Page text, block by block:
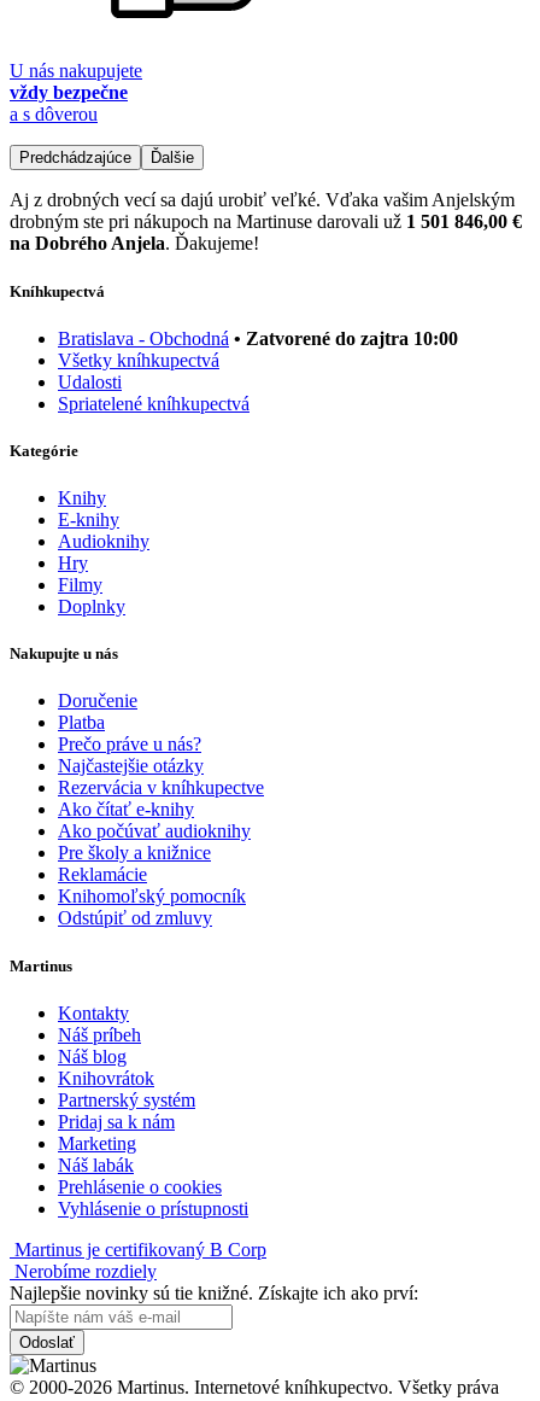
U nás nakupujete
vždy bezpečne
a s dôverou
Predchádzajúce Ďalšie
Aj z drobných vecí sa dajú urobiť veľké. Vďaka vašim Anjelským
drobným ste pri nákupoch na Martinuse darovali už 1 501 846,00 €
na Dobrého Anjela. Ďakujeme!
Kníhkupectvá
Bratislava - Obchodná • Zatvorené do zajtra 10:00
Všetky kníhkupectvá
Udalosti
Spriatelené kníhkupectvá
Kategórie
Knihy
E-knihy
Audioknihy
Hry
Filmy
Doplnky
Nakupujte u nás
Doručenie
Platba
Prečo práve u nás?
Najčastejšie otázky
Rezervácia v kníhkupectve
Ako čítať e-knihy
Ako počúvať audioknihy
Pre školy a knižnice
Reklamácie
Knihomoľský pomocník
Odstúpiť od zmluvy
Martinus
Kontakty
Náš príbeh
Náš blog
Knihovrátok
Partnerský systém
Pridaj sa k nám
Marketing
Náš labák
Prehlásenie o cookies
Vyhlásenie o prístupnosti
Martinus je certifikovaný B Corp
Nerobíme rozdiely
Najlepšie novinky sú tie knižné. Získajte ich ako prví:
Odoslať
© 2000-2026 Martinus. Internetové kníhkupectvo. Všetky práva